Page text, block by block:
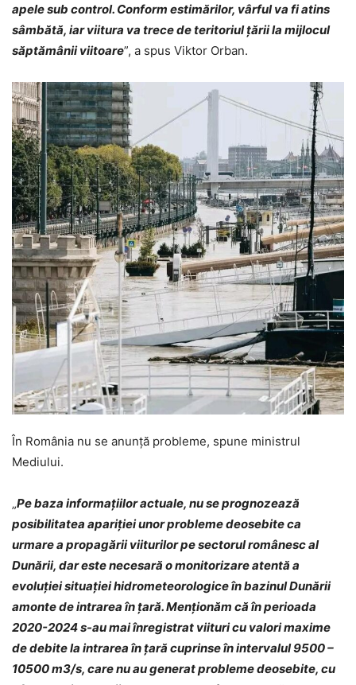
apele sub control. Conform estimărilor, vârful va fi atins
sâmbătă, iar viitura va trece de teritoriul țării la mijlocul
săptămânii viitoare”, a spus Viktor Orban.
În România nu se anunță probleme, spune ministrul
Mediului.
„Pe baza informaţiilor actuale, nu se prognozează
posibilitatea apariţiei unor probleme deosebite ca
urmare a propagării viiturilor pe sectorul românesc al
Dunării, dar este necesară o monitorizare atentă a
evoluţiei situaţiei hidrometeorologice în bazinul Dunării
amonte de intrarea în ţară. Menţionăm că în perioada
2020-2024 s-au mai înregistrat viituri cu valori maxime
de debite la intrarea în ţară cuprinse în intervalul 9500 –
10500 m3/s, care nu au generat probleme deosebite, cu